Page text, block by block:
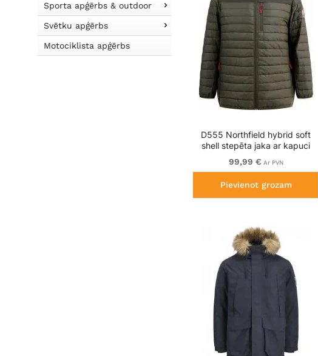
Sporta apģērbs & outdoor
Svētku apģērbs
Motociklista apģērbs
D555 Northfield hybrid soft
shell stepēta jaka ar kapuci
khaki
99,99 € Ar PVN
Pievienot grozam